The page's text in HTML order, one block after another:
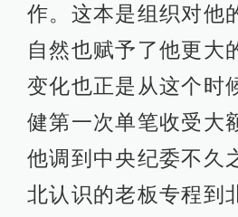
作。这本是组织对他
自然也赋予了他更大
变化也正是从这个时
健第一次单笔收受大
他调到中央纪委不久
北认识的老板专程到